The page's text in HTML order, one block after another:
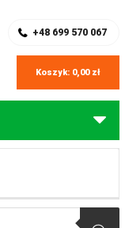
+48 699 570 067
Koszyk: 0,00 zł